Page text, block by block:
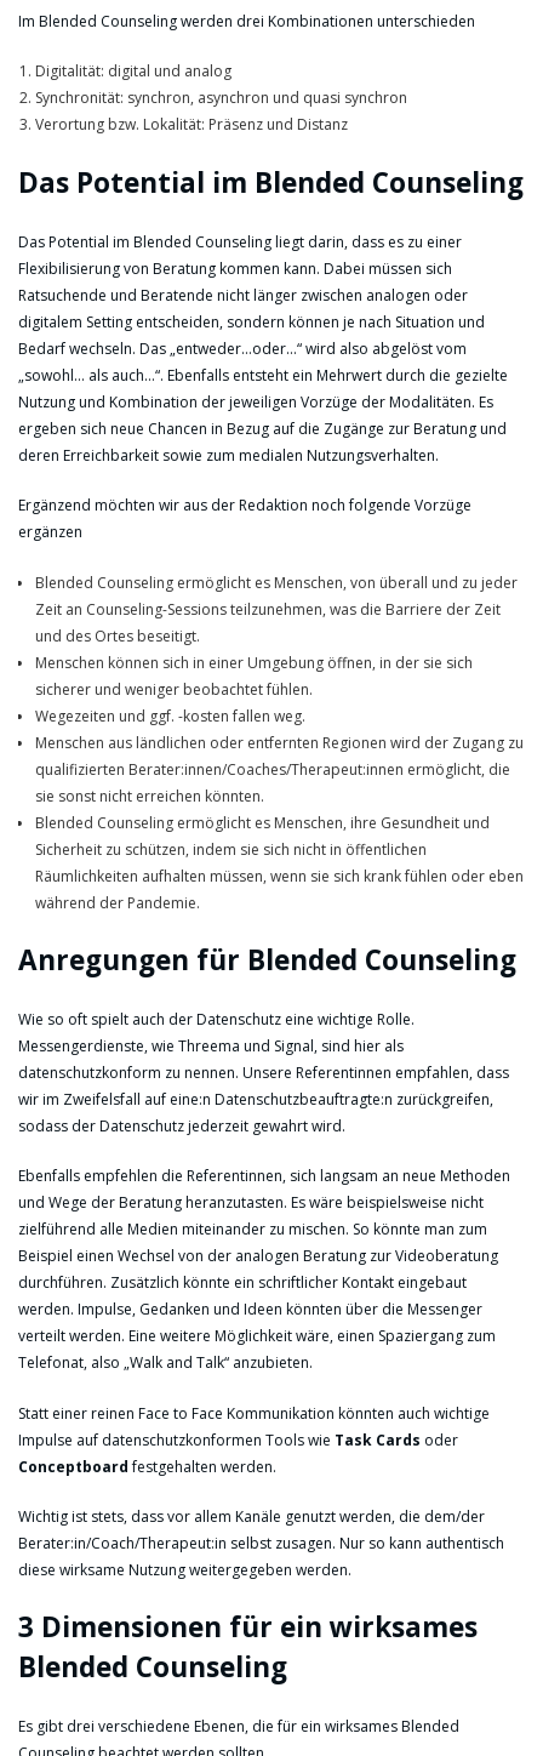
Im Blended Counseling werden drei Kombinationen unterschieden
Digitalität: digital und analog
Synchronität: synchron, asynchron und quasi synchron
Verortung bzw. Lokalität: Präsenz und Distanz
Das Potential im Blended Counseling
Das Potential im Blended Counseling liegt darin, dass es zu einer
Flexibilisierung von Beratung kommen kann. Dabei müssen sich
Ratsuchende und Beratende nicht länger zwischen analogen oder
digitalem Setting entscheiden, sondern können je nach Situation und
Bedarf wechseln. Das „entweder…oder…“ wird also abgelöst vom
„sowohl… als auch…“. Ebenfalls entsteht ein Mehrwert durch die gezielte
Nutzung und Kombination der jeweiligen Vorzüge der Modalitäten. Es
ergeben sich neue Chancen in Bezug auf die Zugänge zur Beratung und
deren Erreichbarkeit sowie zum medialen Nutzungsverhalten.
Ergänzend möchten wir aus der Redaktion noch folgende Vorzüge
ergänzen
Blended Counseling ermöglicht es Menschen, von überall und zu jeder
Zeit an Counseling-Sessions teilzunehmen, was die Barriere der Zeit
und des Ortes beseitigt.
Menschen können sich in einer Umgebung öffnen, in der sie sich
sicherer und weniger beobachtet fühlen.
Wegezeiten und ggf. -kosten fallen weg.
Menschen aus ländlichen oder entfernten Regionen wird der Zugang zu
qualifizierten Berater:innen/Coaches/Therapeut:innen ermöglicht, die
sie sonst nicht erreichen könnten.
Blended Counseling ermöglicht es Menschen, ihre Gesundheit und
Sicherheit zu schützen, indem sie sich nicht in öffentlichen
Räumlichkeiten aufhalten müssen, wenn sie sich krank fühlen oder eben
während der Pandemie.
Anregungen für Blended Counseling
Wie so oft spielt auch der Datenschutz eine wichtige Rolle.
Messengerdienste, wie Threema und Signal, sind hier als
datenschutzkonform zu nennen. Unsere Referentinnen empfahlen, dass
wir im Zweifelsfall auf eine:n Datenschutzbeauftragte:n zurückgreifen,
sodass der Datenschutz jederzeit gewahrt wird.
Ebenfalls empfehlen die Referentinnen, sich langsam an neue Methoden
und Wege der Beratung heranzutasten. Es wäre beispielsweise nicht
zielführend alle Medien miteinander zu mischen. So könnte man zum
Beispiel einen Wechsel von der analogen Beratung zur Videoberatung
durchführen. Zusätzlich könnte ein schriftlicher Kontakt eingebaut
werden. Impulse, Gedanken und Ideen könnten über die Messenger
verteilt werden. Eine weitere Möglichkeit wäre, einen Spaziergang zum
Telefonat, also „Walk and Talk“ anzubieten.
Statt einer reinen Face to Face Kommunikation könnten auch wichtige
Impulse auf datenschutzkonformen Tools wie Task Cards oder
Conceptboardfestgehalten werden.
Wichtig ist stets, dass vor allem Kanäle genutzt werden, die dem/der
Berater:in/Coach/Therapeut:in selbst zusagen. Nur so kann authentisch
diese wirksame Nutzung weitergegeben werden.
3 Dimensionen für ein wirksames
Blended Counseling
Es gibt drei verschiedene Ebenen, die für ein wirksames Blended